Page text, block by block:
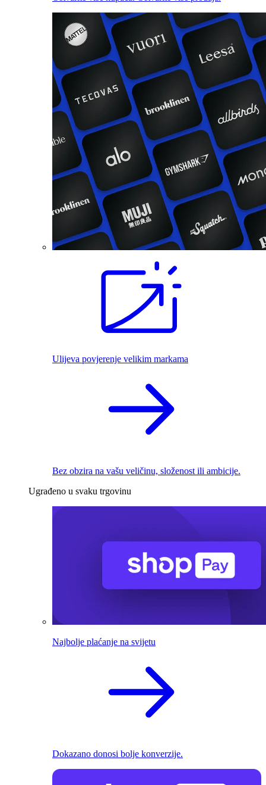
Ulijeva povjerenje velikim markama
Bez obzira na vašu veličinu, složenost ili ambicije.
Ugrađeno u svaku trgovinu
Najbolje plaćanje na svijetu
Dokazano donosi bolje konverzije.